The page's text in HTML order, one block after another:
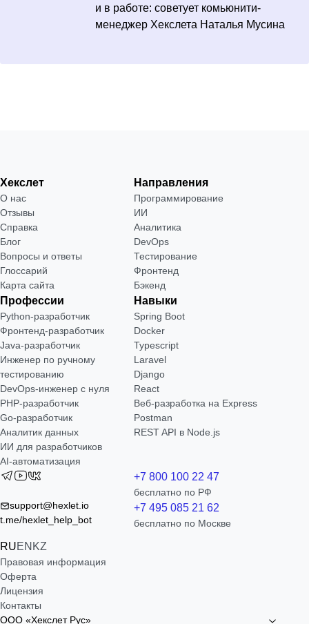
и в работе: советует комьюнити-
менеджер Хекслета Наталья Мусина
Хекслет
О нас
Отзывы
Справка
Блог
Вопросы и ответы
Глоссарий
Карта сайта
Направления
Программирование
ИИ
Аналитика
DevOps
Тестирование
Фронтенд
Бэкенд
Профессии
Python-разработчик
Фронтенд-разработчик
Java-разработчик
Инженер по ручному
тестированию
DevOps-инженер с нуля
РНР-разработчик
Go-разработчик
Аналитик данных
ИИ для разработчиков
AI-автоматизация
Навыки
Spring Boot
Docker
Typescript
Laravel
Django
React
Веб-разработка на Express
Postman
REST API в Node.js
support@hexlet.io
t.me/hexlet_help_bot
RUEN KZ
+7 800 100 22 47
бесплатно по РФ
+7 495 085 21 62
бесплатно по Москве
Правовая информация
Оферта
Лицензия
Контакты
ООО «Хекслет Рус»